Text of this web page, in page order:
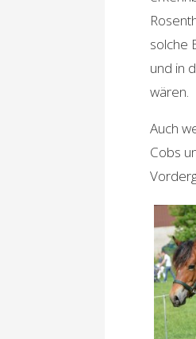
solche
und in
wären.
Auch
Cobs